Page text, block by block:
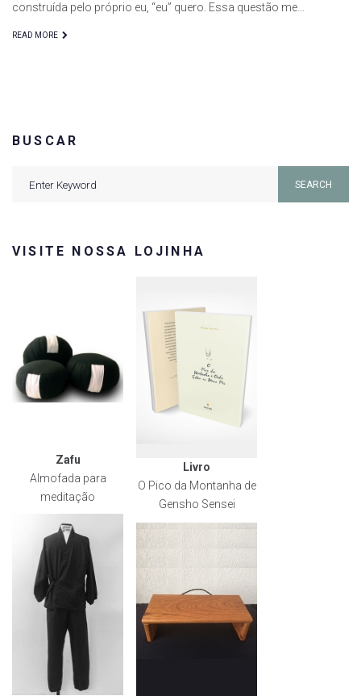
construída pelo próprio eu, “eu” quero. Essa questão me…
READ MORE
BUSCAR
SEARCH
VISITE NOSSA LOJINHA
Zafu
Almofada para
meditação
Livro
O Pico da Montanha de
Gensho Sensei